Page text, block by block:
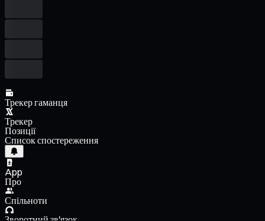
Трекер гаманця
Трекер
Позиції
Список спостереження
App
Про
Спільноти